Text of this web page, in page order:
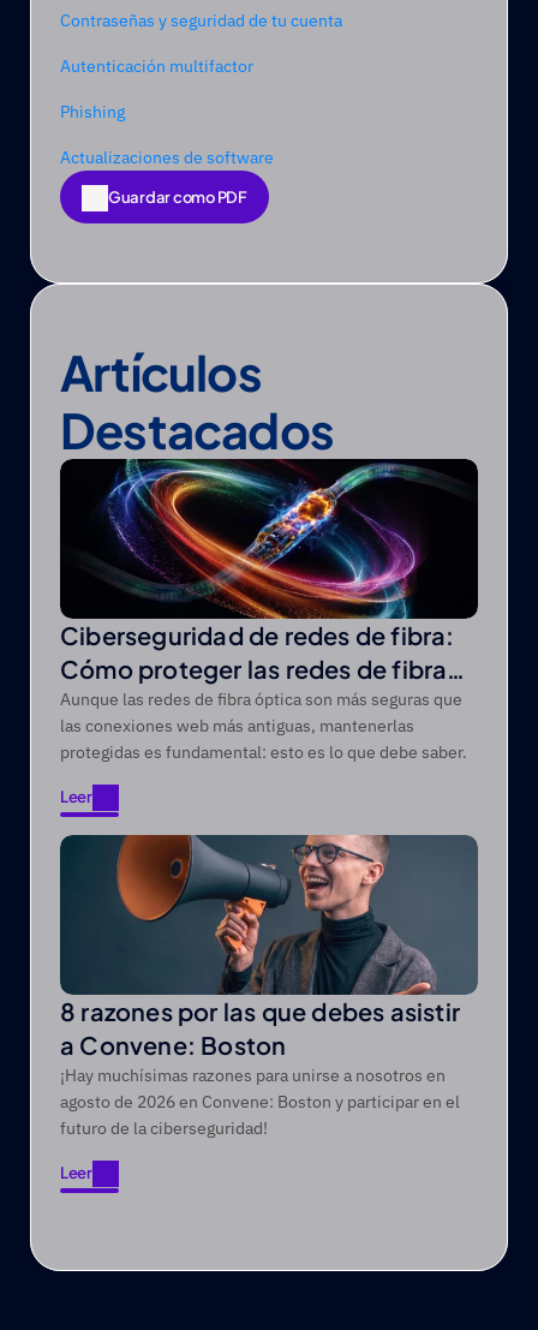
Contraseñas y seguridad de tu cuenta
Autenticación multifactor
Phishing
Actualizaciones de software
Guardar como PDF
Guardar como PDF
Artículos
Destacados
Ciberseguridad de redes de fibra:
Cómo proteger las redes de fibra
óptica de las amenazas modernas
Aunque las redes de fibra óptica son más seguras que
las conexiones web más antiguas, mantenerlas
protegidas es fundamental: esto es lo que debe saber.
Leer
Leer
8 razones por las que debes asistir
a Convene: Boston
¡Hay muchísimas razones para unirse a nosotros en
agosto de 2026 en Convene: Boston y participar en el
futuro de la ciberseguridad!
Leer
Leer